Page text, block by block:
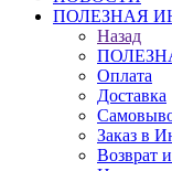
ПОЛЕЗНАЯ
Назад
Оплата
Доставка
Заказ в
Возврат